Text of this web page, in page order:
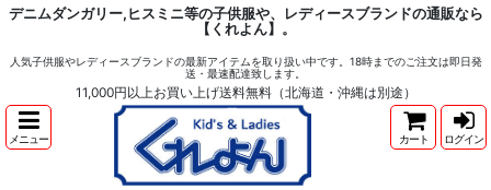
デニムダンガリー,ヒスミニ等の子供服や、レディースブランドの通販なら
【くれよん】。
人気子供服やレディースブランドの最新アイテムを取り扱い中です。18時までのご注文は即日発
送・最速配達致します。
11,000円以上お買い上げ送料無料（北海道・沖縄は別途）
メニュー カート ログイン